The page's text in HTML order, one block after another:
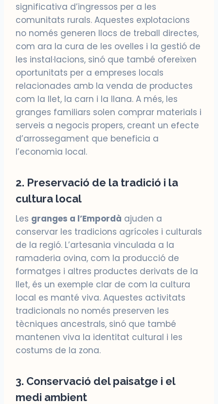
significativa d’ingressos per a les
comunitats rurals. Aquestes explotacions
no només generen llocs de treball directes,
com ara la cura de les ovelles i la gestió de
les instal·lacions, sinó que també ofereixen
oportunitats per a empreses locals
relacionades amb la venda de productes
com la llet, la carn i la llana. A més, les
granges familiars solen comprar materials i
serveis a negocis propers, creant un efecte
d’arrossegament que beneficia a
l’economia local.
2. Preservació de la tradició i la
cultura local
Les granges a l’Empordà ajuden a
conservar les tradicions agrícoles i culturals
de la regió. L’artesania vinculada a la
ramaderia ovina, com la producció de
formatges i altres productes derivats de la
llet, és un exemple clar de com la cultura
local es manté viva. Aquestes activitats
tradicionals no només preserven les
tècniques ancestrals, sinó que també
mantenen viva la identitat cultural i les
costums de la zona.
3. Conservació del paisatge i el
medi ambient